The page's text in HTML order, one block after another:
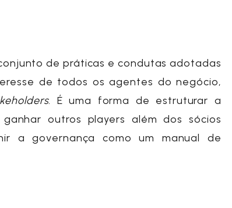
de práticas e condutas adotadas
de todos os agentes do negócio,
. É uma forma de estruturar a
outros players além dos sócios
a governança como um manual de